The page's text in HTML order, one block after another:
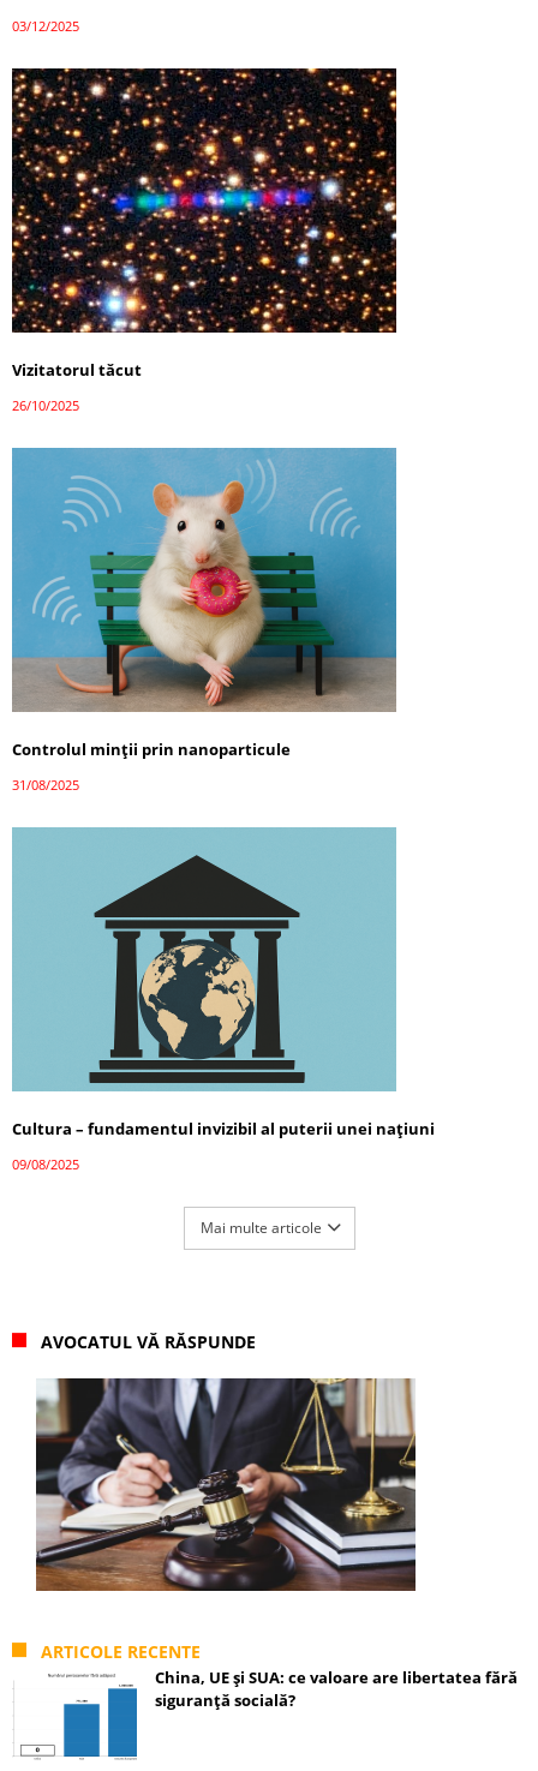
03/12/2025
Vizitatorul tăcut
26/10/2025
Controlul minții prin nanoparticule
31/08/2025
Cultura – fundamentul invizibil al puterii unei națiuni
09/08/2025
Mai multe articole
AVOCATUL VĂ RĂSPUNDE
ARTICOLE RECENTE
China, UE și SUA: ce valoare are libertatea fără
siguranță socială?